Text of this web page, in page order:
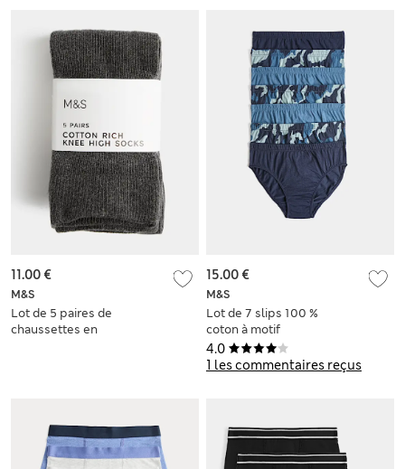
M&S
Lot de 5 paires de
chaussettes en
11.00 €
4.0
1 les commentaires reçus
M&S
Lot de 7 slips 100 %
coton à motif
camouflage (du 18
mois au 16 ans)
15.00 €